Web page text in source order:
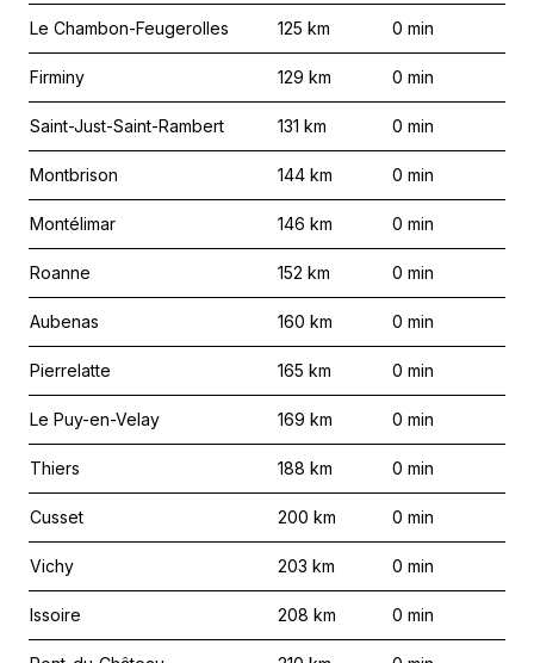
Le Chambon-Feugerolles 125 km 0 min
Firminy 129 km 0 min
Saint-Just-Saint-Rambert 131 km 0 min
Montbrison 144 km 0 min
Montélimar 146 km 0 min
Roanne 152 km 0 min
Aubenas 160 km 0 min
Pierrelatte 165 km 0 min
Le Puy-en-Velay 169 km 0 min
Thiers 188 km 0 min
Cusset 200 km 0 min
Vichy 203 km 0 min
Issoire 208 km 0 min